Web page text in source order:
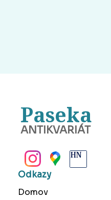
Paseka
ANTIKVARIÁT
Odkazy
Domov